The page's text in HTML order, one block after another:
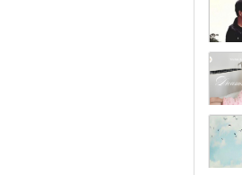
thời